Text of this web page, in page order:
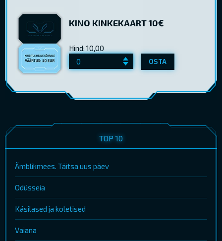
KINO KINKEKAART 10€
Hind: 10,00
OSTA
TOP 10
Ämblikmees. Täitsa uus päev
Odüsseia
Käsilased ja koletised
Vaiana